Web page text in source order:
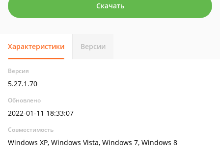
Скачать
Характеристики Версии
Версия
5.27.1.70
Обновлено
2022-01-11 18:33:07
Совместимость
Windows XP, Windows Vista, Windows 7, Windows 8